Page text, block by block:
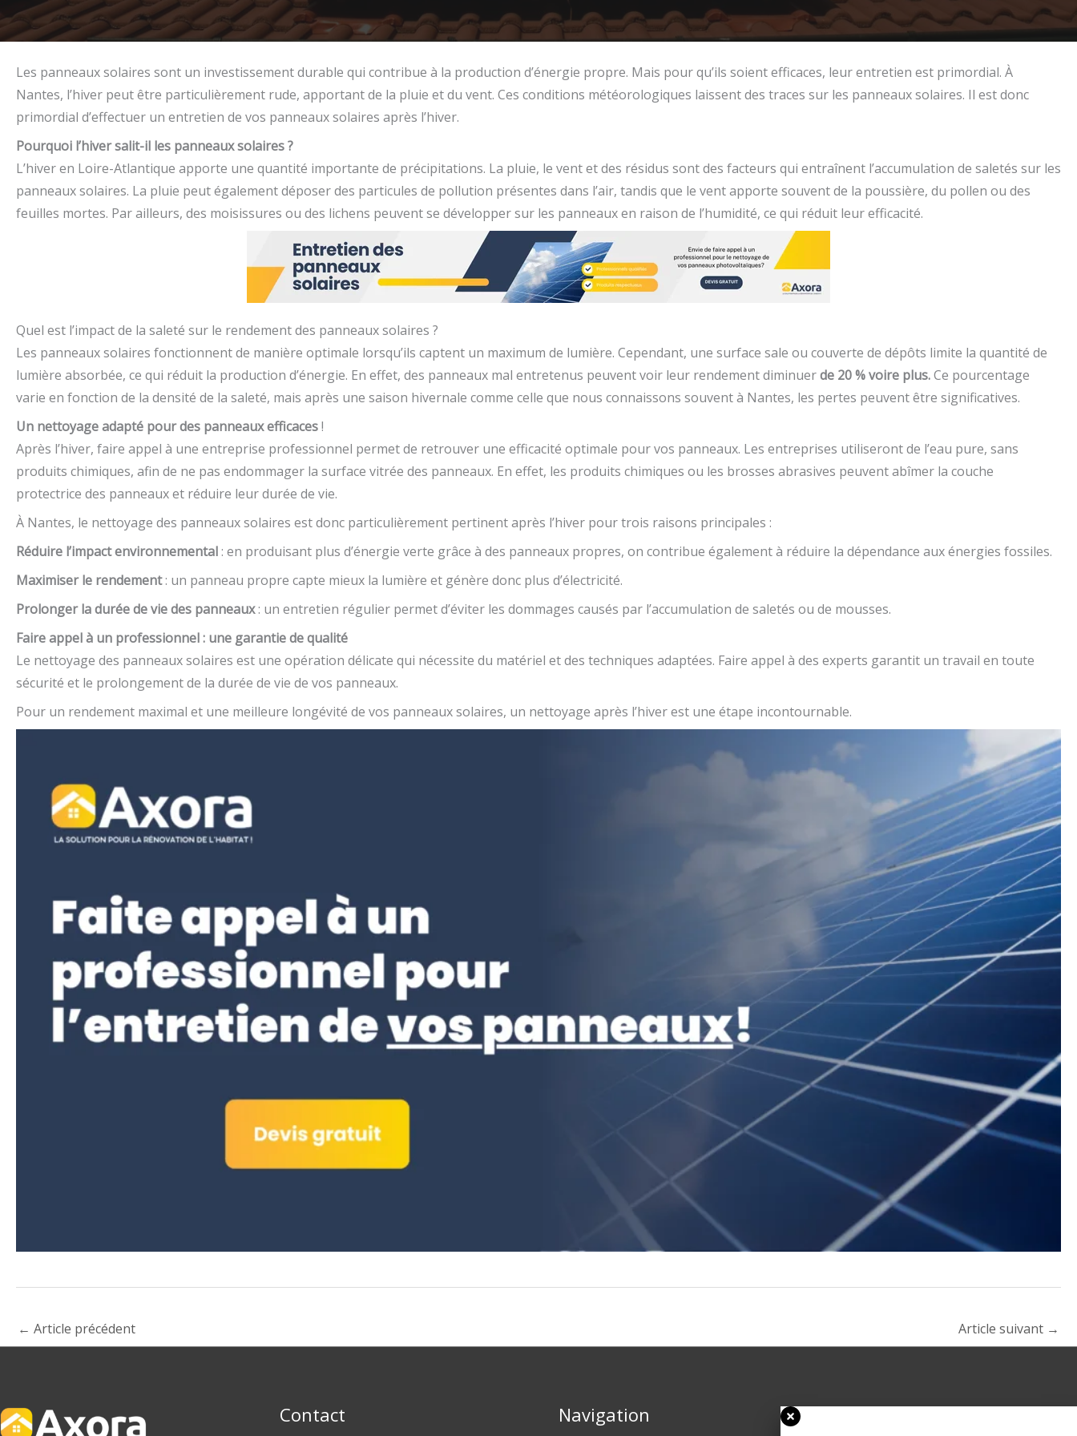
Les panneaux solaires sont un investissement durable qui contribue à la production d’énergie propre. Mais pour qu’ils soient efficaces, leur entretien est primordial. À
Nantes, l’hiver peut être particulièrement rude, apportant de la pluie et du vent. Ces conditions météorologiques laissent des traces sur les panneaux solaires. Il est donc
primordial d’effectuer un entretien de vos panneaux solaires après l’hiver.
Pourquoi l’hiver salit-il les panneaux solaires ?
L’hiver en Loire-Atlantique apporte une quantité importante de précipitations. La pluie, le vent et des résidus sont des facteurs qui entraînent l’accumulation de saletés sur les
panneaux solaires. La pluie peut également déposer des particules de pollution présentes dans l’air, tandis que le vent apporte souvent de la poussière, du pollen ou des
feuilles mortes. Par ailleurs, des moisissures ou des lichens peuvent se développer sur les panneaux en raison de l’humidité, ce qui réduit leur efficacité.
Quel est l’impact de la saleté sur le rendement des panneaux solaires ?
Les panneaux solaires fonctionnent de manière optimale lorsqu’ils captent un maximum de lumière. Cependant, une surface sale ou couverte de dépôts limite la quantité de
lumière absorbée, ce qui réduit la production d’énergie. En effet, des panneaux mal entretenus peuvent voir leur rendement diminuerde 20 % voire plus.Ce pourcentage
varie en fonction de la densité de la saleté, mais après une saison hivernale comme celle que nous connaissons souvent à Nantes, les pertes peuvent être significatives.
Un nettoyage adapté pour des panneaux efficaces!
Après l’hiver, faire appel à une entreprise professionnel permet de retrouver une efficacité optimale pour vos panneaux. Les entreprises utiliseront de l’eau pure, sans
produits chimiques, afin de ne pas endommager la surface vitrée des panneaux. En effet, les produits chimiques ou les brosses abrasives peuvent abîmer la couche
protectrice des panneaux et réduire leur durée de vie.
À Nantes, le nettoyage des panneaux solaires est donc particulièrement pertinent après l’hiver pour trois raisons principales :
Réduire l’impact environnemental : en produisant plus d’énergie verte grâce à des panneaux propres, on contribue également à réduire la dépendance aux énergies fossiles.
Maximiser le rendement: un panneau propre capte mieux la lumière et génère donc plus d’électricité.
Prolonger la durée de vie des panneaux: un entretien régulier permet d’éviter les dommages causés par l’accumulation de saletés ou de mousses.
Faire appel à un professionnel : une garantie de qualité
Le nettoyage des panneaux solaires est une opération délicate qui nécessite du matériel et des techniques adaptées. Faire appel à des experts garantit un travail en toute
sécurité et le prolongement de la durée de vie de vos panneaux.
Pour un rendement maximal et une meilleure longévité de vos panneaux solaires, un nettoyage après l’hiver est une étape incontournable.
← Article précédent Article suivant →
Contact Navigation Nos services